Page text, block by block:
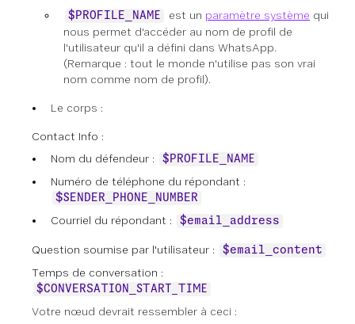
$PROFILE_NAME est un paramètre système qui
nous permet d'accéder au nom de profil de
l'utilisateur qu'il a défini dans WhatsApp.
(Remarque : tout le monde n'utilise pas son vrai
nom comme nom de profil).
Le corps :
Contact Info :
Nom du défendeur :
$PROFILE_NAME
Numéro de téléphone du répondant :
$SENDER_PHONE_NUMBER
Courriel du répondant : $email_address
Question soumise par l'utilisateur : $email_content
Temps de conversation :
$CONVERSATION_START_TIME
Votre nœud devrait ressembler à ceci :